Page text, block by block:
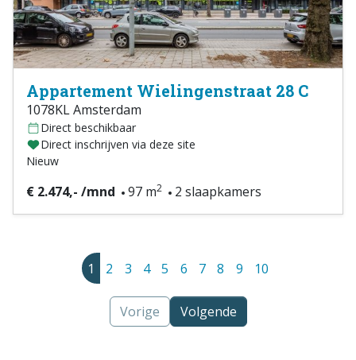
Appartement Wielingenstraat 28 C
1078KL Amsterdam
Direct beschikbaar
Direct inschrijven via deze site
Nieuw
€ 2.474,- /mnd 97 m2 2 slaapkamers
1 2 3 4 5 6 7 8 9 10
Vorige Volgende